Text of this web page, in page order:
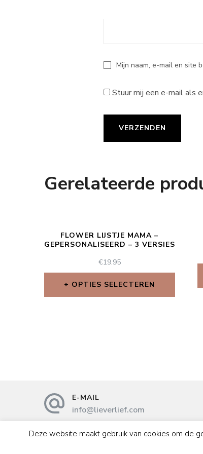
Mijn naam, e-mail en site
Stuur mij een e-mail als
Gerelateerde
FLOWER LIJSTJE MAMA –
GEPERSONALISEERD – 3 VERSIES
€19.95
OPTIES SELECTEREN
E-MAIL
info@lieverlief.com
Deze website maakt gebruik van cookies om de